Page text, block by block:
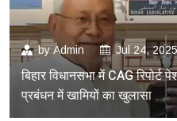
byAdmin Jul 24, 2025
बिहार विधानसभा में CAG रिपोर्ट
प्रबंधन में खामियों का खुलासा